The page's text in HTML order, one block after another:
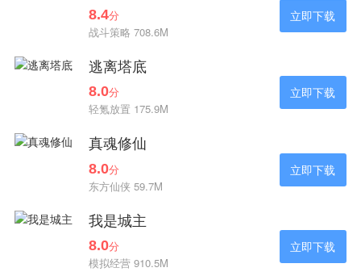
8.4分
战斗策略 708.6M
立即下载
逃离塔底
8.0分
轻氪放置 175.9M
立即下载
真魂修仙
8.0分
东方仙侠 59.7M
立即下载
我是城主
8.0分
模拟经营 910.5M
立即下载